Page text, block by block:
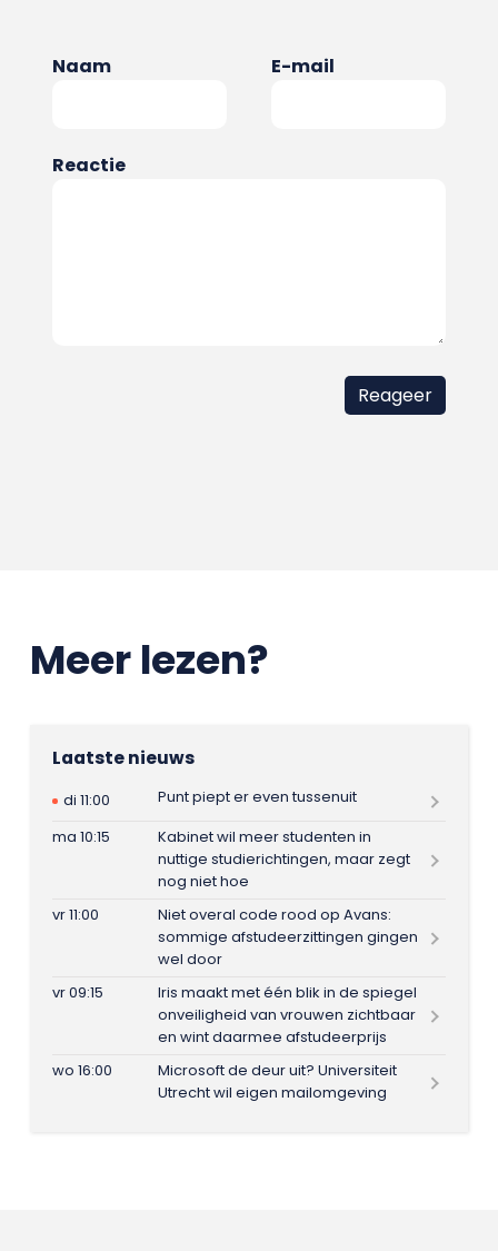
Naam E-mail
Reactie
Meer lezen?
Laatste nieuws
di 11:00
Punt piept er even tussenuit
ma 10:15
Kabinet wil meer studenten in
nuttige studierichtingen, maar zegt
nog niet hoe
vr 11:00
Niet overal code rood op Avans:
sommige afstudeerzittingen gingen
wel door
vr 09:15
Iris maakt met één blik in de spiegel
onveiligheid van vrouwen zichtbaar
en wint daarmee afstudeerprijs
wo 16:00
Microsoft de deur uit? Universiteit
Utrecht wil eigen mailomgeving